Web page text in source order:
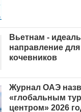
Вьетнам -
направление
кочевников
Журнал ОАЭ
«глобальным
центром» 2026